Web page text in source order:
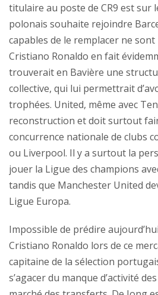
titulaire au poste de CR9 est sur
polonais souhaite rejoindre
capables de le remplacer ne
Cristiano Ronaldo en fait
trouverait en Bavière une
collective, qui lui permettrait
trophées. United, même avec
reconstruction et doit surtout
concurrence nationale de clubs
ou Liverpool. Il y a surtout la
jouer la Ligue des champions
tandis que Manchester United
Ligue Europa.
Impossible de prédire
Cristiano Ronaldo lors de ce
capitaine de la sélection
s’agacer du manque d’activité